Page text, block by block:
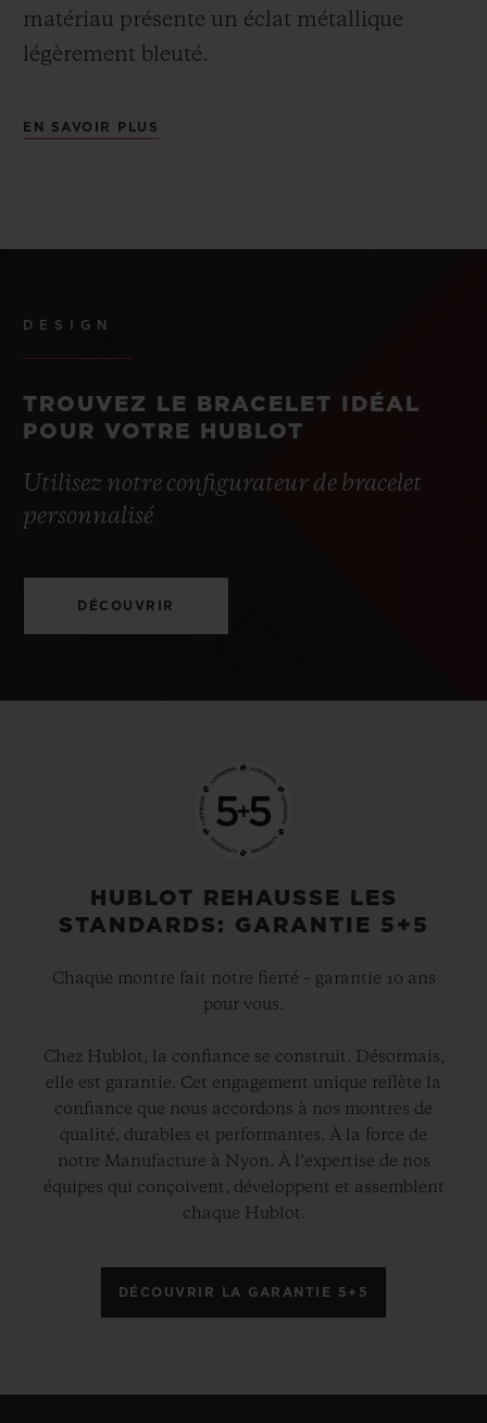
matériau présente un éclat métallique
légèrement bleuté.
EN SAVOIR PLUS
DESIGN
TROUVEZ LE BRACELET IDÉAL
POUR VOTRE HUBLOT
Utilisez notre configurateur de bracelet
personnalisé
DÉCOUVRIR
HUBLOT REHAUSSE LES
STANDARDS: GARANTIE 5+5
Chaque montre fait notre fierté – garantie 10 ans
pour vous.
Chez Hublot, la confiance se construit. Désormais,
elle est garantie. Cet engagement unique reflète la
confiance que nous accordons à nos montres de
qualité, durables et performantes. À la force de
notre Manufacture à Nyon. À l’expertise de nos
équipes qui conçoivent, développent et assemblent
chaque Hublot.
DÉCOUVRIR LA GARANTIE 5+5